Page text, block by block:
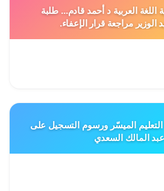
اللغة العربية د أحمد قادم... طلبة
مراجعة قرار الإعفاء.
الميسّر ورسوم التسجيل على
المالك السعدي